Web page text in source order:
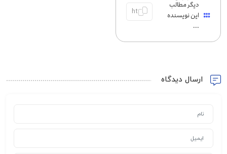
دیگر مطالب
این نویسنده
...
ارسال دیدگاه